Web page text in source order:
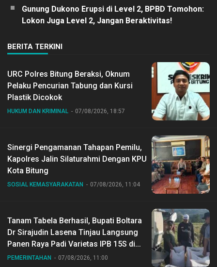
Gunung Dukono Erupsi di Level 2, BPBD Tomohon:
Lokon Juga Level 2, Jangan Beraktivitas!
BERITA TERKINI
URC Polres Bitung Beraksi, Oknum
Pelaku Pencurian Tabung dan Kursi
Plastik Dicokok
HUKUM DAN KRIMINAL 07/08/2026, 18:57
Sinergi Pengamanan Tahapan Pemilu,
Kapolres Jalin Silaturahmi Dengan KPU
Kota Bitung
SOSIAL KEMASYARAKATAN 07/08/2026, 11:04
Tanam Tabela Berhasil, Bupati Boltara
Dr Sirajudin Lasena Tinjau Langsung
Panen Raya Padi Varietas IPB 15S di
Desa Gihang
PEMERINTAHAN 07/08/2026, 11:00